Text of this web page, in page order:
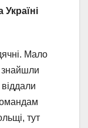
Мало
знайшли
тут